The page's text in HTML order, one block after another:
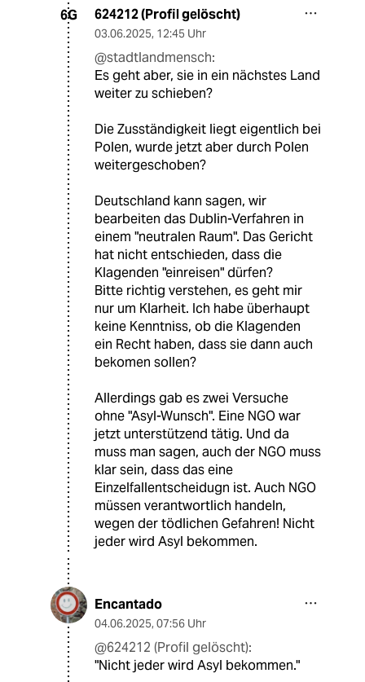
6G 624212 (Profil gelöscht)
03.06.2025, 12:45 Uhr
@stadtlandmensch:
Es geht aber, sie in ein nächstes Land
weiter zu schieben?
Die Zusständigkeit liegt eigentlich bei
Polen, wurde jetzt aber durch Polen
weitergeschoben?
Deutschland kann sagen, wir
bearbeiten das Dublin-Verfahren in
einem "neutralen Raum". Das Gericht
hat nicht entschieden, dass die
Klagenden "einreisen" dürfen?
Bitte richtig verstehen, es geht mir
nur um Klarheit. Ich habe überhaupt
keine Kenntniss, ob die Klagenden
ein Recht haben, dass sie dann auch
bekomen sollen?
Allerdings gab es zwei Versuche
ohne "Asyl-Wunsch". Eine NGO war
jetzt unterstützend tätig. Und da
muss man sagen, auch der NGO muss
klar sein, dass das eine
Einzelfallentscheidugn ist. Auch NGO
müssen verantwortlich handeln,
wegen der tödlichen Gefahren! Nicht
jeder wird Asyl bekommen.
Encantado
04.06.2025, 07:56 Uhr
@624212 (Profil gelöscht):
"Nicht jeder wird Asyl bekommen."